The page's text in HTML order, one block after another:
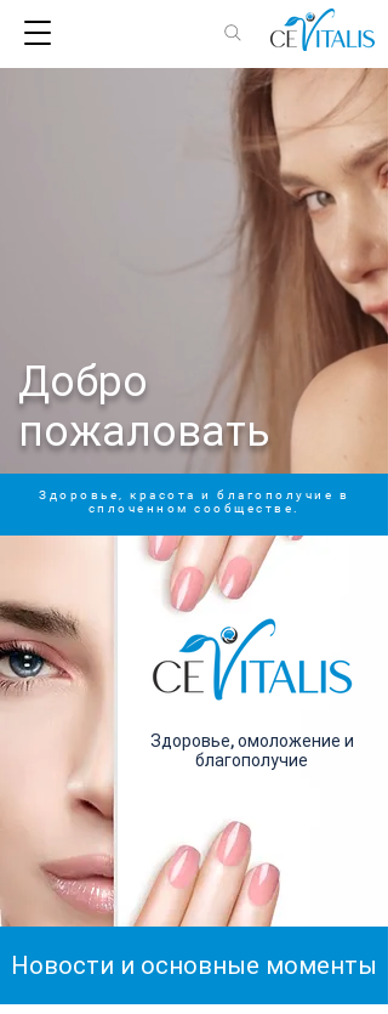
Добро
пожаловать
Здоровье, красота и благополучие в
сплоченном сообществе.
Здоровье, омоложение и
благополучие
Новости и основные моменты